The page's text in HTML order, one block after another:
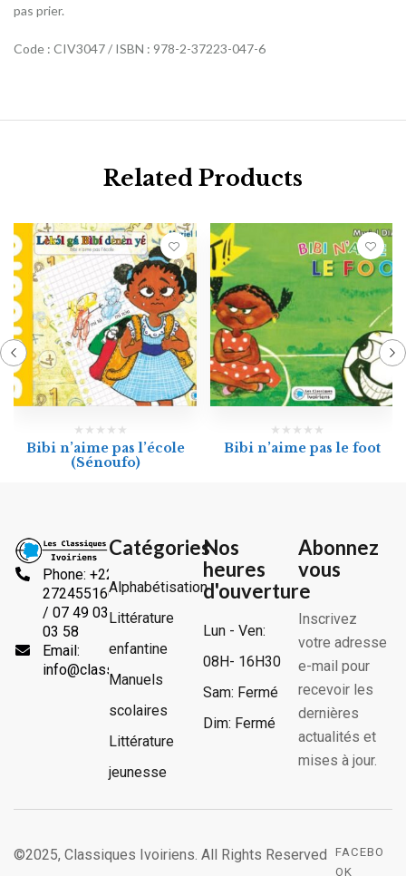
pas prier.
Code : CIV3047 / ISBN : 978-2-37223-047-6
Related Products
Bibi n’aime pas l’école
(Sénoufo)
Bibi n’aime pas le foot
Phone: +225
2724551666
/ 07 49 03
03 58
Email:
info@classiquesivoiriens.com
Catégories
Alphabétisation
Littérature
enfantine
Manuels
scolaires
Littérature
jeunesse
Nos
heures
d'ouverture
Lun - Ven:
08H- 16H30
Sam: Fermé
Dim: Fermé
Abonnez
vous
Inscrivez
votre adresse
e-mail pour
recevoir les
dernières
actualités et
mises à jour.
©2025, Classiques Ivoiriens. All Rights Reserved
FACEBO
OK